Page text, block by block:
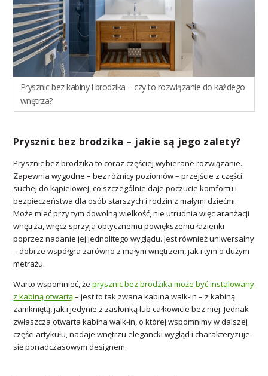
Prysznic bez kabiny i brodzika – czy to rozwiązanie do każdego
wnętrza?
Prysznic bez brodzika – jakie są jego zalety?
Prysznic bez brodzika to coraz częściej wybierane rozwiązanie.
Zapewnia wygodne – bez różnicy poziomów – przejście z części
suchej do kąpielowej, co szczególnie daje poczucie komfortu i
bezpieczeństwa dla osób starszych i rodzin z małymi dziećmi.
Może mieć przy tym dowolną wielkość, nie utrudnia więc aranżacji
wnętrza, wręcz sprzyja optycznemu powiększeniu łazienki
poprzez nadanie jej jednolitego wyglądu. Jest również uniwersalny
– dobrze współgra zarówno z małym wnętrzem, jak i tym o dużym
metrażu.
Warto wspomnieć, żeprysznic bez brodzika może być instalowany
z kabiną otwartą– jest to tak zwana kabina walk-in – z kabiną
zamkniętą, jak i jedynie z zasłonką lub całkowicie bez niej. Jednak
zwłaszcza otwarta kabina walk-in, o której wspomnimy w dalszej
części artykułu, nadaje wnętrzu elegancki wygląd i charakteryzuje
się ponadczasowym designem.